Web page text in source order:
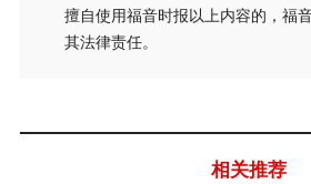
擅自使用福音时报以上内容的，福
其法律责任。
相关推荐